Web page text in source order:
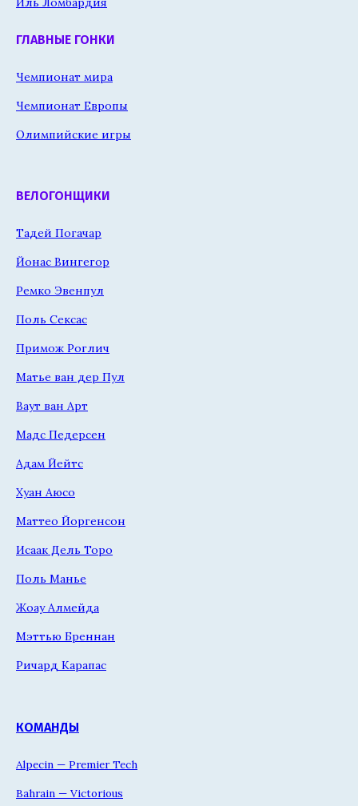
ГЛАВНЫЕ ГОНКИ
Чемпионат мира
Чемпионат Европы
Олимпийские игры
ВЕЛОГОНЩИКИ
Тадей Погачар
Йонас Вингегор
Ремко Эвенпул
Поль Сексас
Примож Роглич
Матье ван дер Пул
Ваут ван Арт
Мадс Педерсен
Адам Йейтс
Хуан Аюсо
Маттео Йоргенсон
Исаак Дель Торо
Поль Манье
Жоау Алмейда
Мэттью Бреннан
Ричард Карапас
КОМАНДЫ
Alpecin — Premier Tech
Bahrain — Victorious